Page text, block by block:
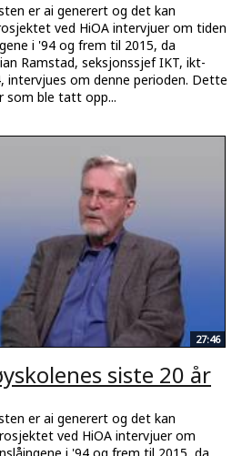
er ai generert og det kan
ved HiOA intervjuer om tiden
i '94 og frem til 2015, da
Ramstad, seksjonssjef IKT, ikt-
intervjues om denne perioden. Dette
som ble tatt opp...
27:46
siste 20 år
er ai generert og det kan
ved HiOA intervjuer om
i '94 og frem til 2015, da